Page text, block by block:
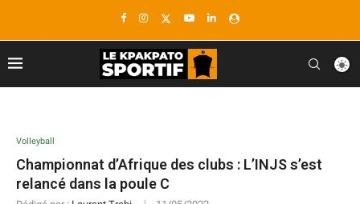
Volleyball
Championnat d’Afrique des clubs : L’INJS s’est
relancé dans la poule C